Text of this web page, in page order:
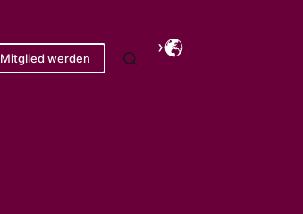
Mitglied werden